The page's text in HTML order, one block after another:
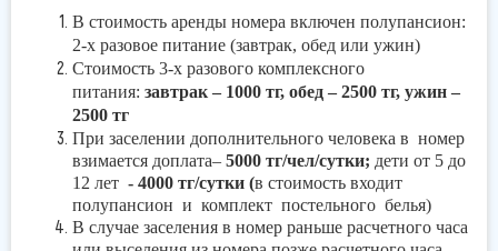
в экологически чистой местности, в окружении
смешанного леса- сосны, пихты, лиственницы, березы,
осины. Могучие склоны сделали базу отдыха «Алтайские
Альпы» одним из лучших горнолыжных курортов
Казахстана. С того момента, как первые снежинки
касаются Алтайской земли, территория базы
преображается и вновь раскрывает свои двери для
любителей активного времяпровождения. У нас найдет
занятие по душе каждый отдыхающий, независимо от
сезона.
В стоимость аренды номера включен полупансион:
2-х разовое питание (завтрак, обед или ужин)
Стоимость 3-х разового комплексного
питания: завтрак – 1000 тг, обед – 2500 тг, ужин –
2500 тг
При заселении дополнительного человека в номер
взимается доплата– 5000 тг/чел/сутки; дети от 5 до
12 лет - 4000 тг/сутки (в стоимость входит
полупансион и комплект постельного белья)
В случае заселения в номер раньше расчетного часа